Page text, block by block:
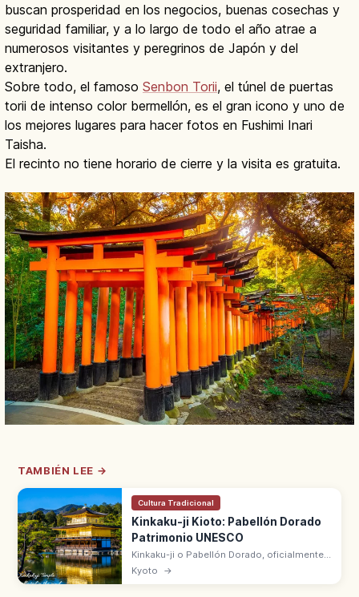
buscan prosperidad en los negocios, buenas cosechas y
seguridad familiar, y a lo largo de todo el año atrae a
numerosos visitantes y peregrinos de Japón y del
extranjero.
Sobre todo, el famoso Senbon Torii, el túnel de puertas
torii de intenso color bermellón, es el gran icono y uno de
los mejores lugares para hacer fotos en Fushimi Inari
Taisha.
El recinto no tiene horario de cierre y la visita es gratuita.
TAMBIÉN LEE →
Cultura Tradicional
Kinkaku-ji Kioto: Pabellón Dorado
Patrimonio UNESCO
Kinkaku-ji o Pabellón Dorado, oficialmente
Rokuon-ji, es el templo de Kioto con un
Shariden de tres pisos cubierto de pan de
Kyoto →